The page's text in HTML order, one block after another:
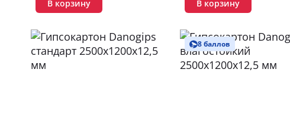
В корзину В корзину
8 баллов